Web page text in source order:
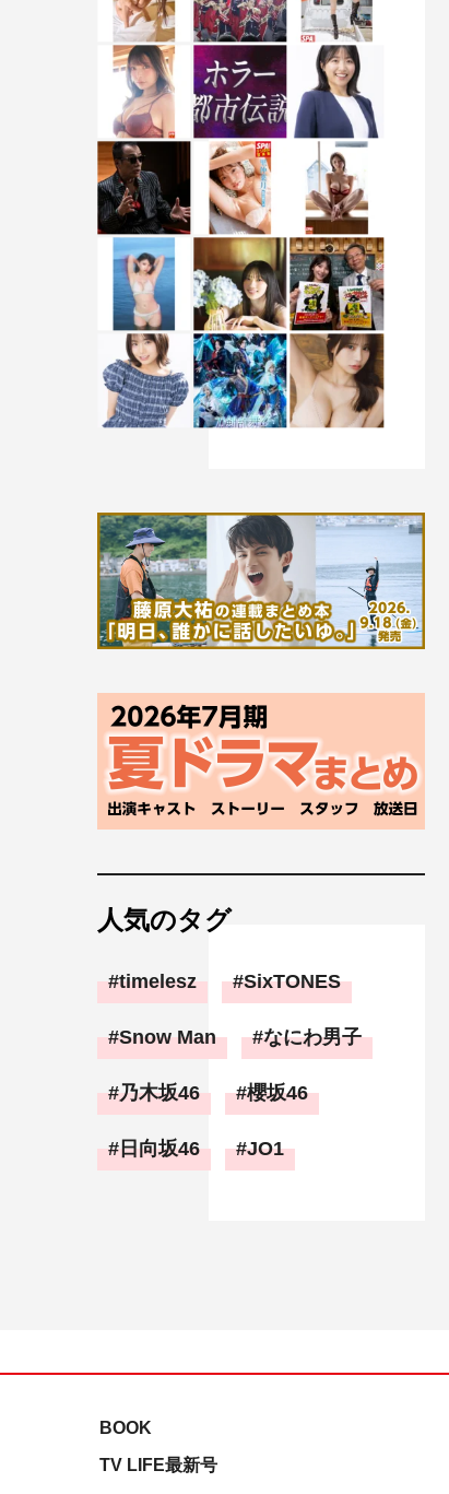
人気のタグ
timelesz SixTONES
Snow Man なにわ男子
乃木坂46 櫻坂46
日向坂46 JO1
BOOK
TV LIFE最新号